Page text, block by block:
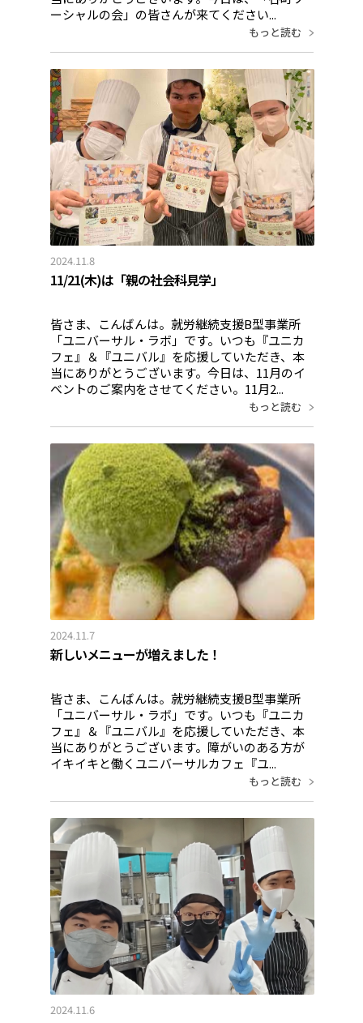
ーシャルの会」の皆さんが来てください...
もっと読む
2024.11.8
11/21(木)は「親の社会科見学」
皆さま、こんばんは。就労継続支援B型事業所
「ユニバーサル・ラボ」です。いつも『ユニカ
フェ』＆『ユニバル』を応援していただき、本
当にありがとうございます。今日は、11月のイ
ベントのご案内をさせてください。11月2...
もっと読む
2024.11.7
新しいメニューが増えました！
皆さま、こんばんは。就労継続支援B型事業所
「ユニバーサル・ラボ」です。いつも『ユニカ
フェ』＆『ユニバル』を応援していただき、本
当にありがとうございます。障がいのある方が
イキイキと働くユニバーサルカフェ『ユ...
もっと読む
2024.11.6